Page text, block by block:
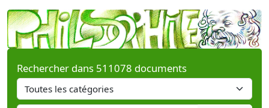
Rechercher dans 511078 documents